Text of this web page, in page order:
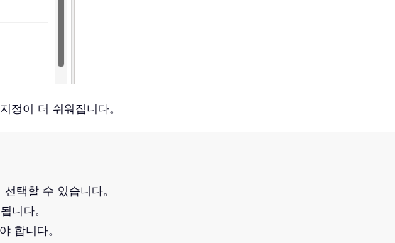
정이 더 쉬워집니다。
택할 수 있습니다。
니다。
합니다。